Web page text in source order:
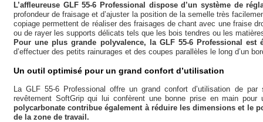
L’affleureuse GLF 55-6 Professional dispose d’un système de
profondeur de fraisage et d’ajuster la position de la semelle très
copiage permettent de réaliser des fraisages de chant avec une fraise
ou de rayer les supports délicats tels que les bois tendres ou les
Pour une plus grande polyvalence, la GLF 55-6 Professional est
d’effectuer des petits rainurages et des coupes parallèles le long d’un
Un outil optimisé pour un grand confort d’utilisation
La GLF 55-6 Professional offre un grand confort d’utilisation de
revêtement SoftGrip qui lui confèrent une bonne prise en main
polycarbonate contribue également à réduire les dimensions et le
de la zone de travail.